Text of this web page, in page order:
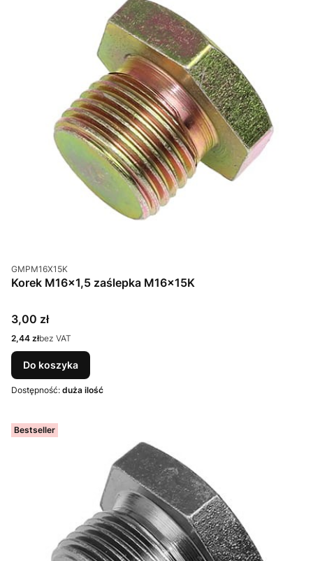
Kod produktu
GMPM16X15K
Korek M16x1,5 zaślepka M16x15K
Cena
3,00 zł
Cena
2,44 złbez VAT
Do koszyka
Dostępność: duża ilość
Bestseller